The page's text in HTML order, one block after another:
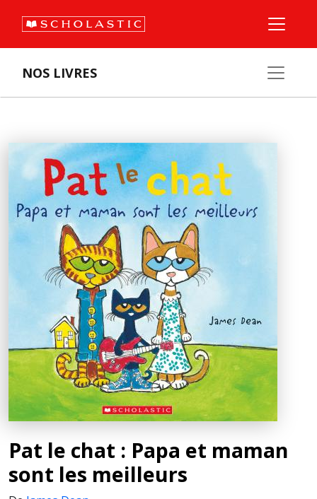
NOS LIVRES
Pat le chat : Papa et maman
sont les meilleurs